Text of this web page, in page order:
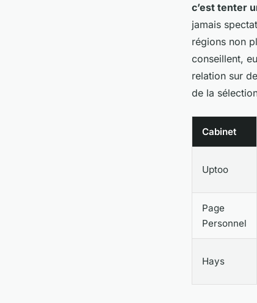
c’est tenter
jamais
régions non
conseillent,
relation sur
de la
Cabinet
Uptoo
Page
Personnel
Hays